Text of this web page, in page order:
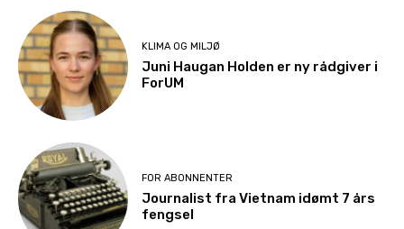
KLIMA OG MILJØ
Juni Haugan Holden er ny rådgiver i
ForUM
FOR ABONNENTER
Journalist fra Vietnam idømt 7 års
fengsel